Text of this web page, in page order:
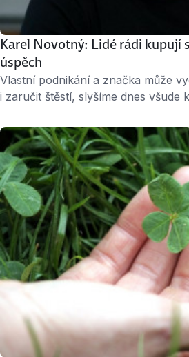
Karel Novotný: Lidé rádi kupují
úspěch
Vlastní podnikání a značka může
i zaručit štěstí, slyšíme dnes všude
i živnostníkům, jak budovat byznys
s marketingem, aby se dařilo. Co
úspěchu? A může se povést i